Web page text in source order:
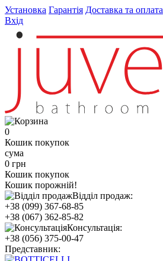
Установка Гарантія Доставка та оплата
Вхід
0
Кошик покупок
сума
0 грн
Кошик покупок
Кошик порожній!
Відділ продаж:
+38 (099) 367-68-85
+38 (067) 362-85-82
Консультація:
+38 (056) 375-00-47
Представник: